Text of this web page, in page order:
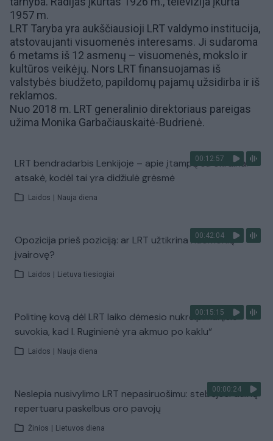
1957 m.
LRT Taryba yra aukščiausioji LRT valdymo institucija,
atstovaujanti visuomenės interesams. Ji sudaroma
6 metams iš 12 asmenų – visuomenės, mokslo ir
kultūros veikėjų. Nors LRT finansuojamas iš
valstybės biudžeto, papildomų pajamų užsidirba ir iš
reklamos.
Nuo 2018 m. LRT generalinio direktoriaus pareigas
užima Monika Garbačiauskaitė-Budrienė.
00:12:57
LRT bendradarbis Lenkijoje – apie įtampą su Ukraina:
atsakė, kodėl tai yra didžiulė grėsmė
Laidos | Nauja diena
00:42:04
Opozicija prieš poziciją: ar LRT užtikrina nuomonių
įvairovę?
Laidos | Lietuva tiesiogiai
00:15:15
Politinę kovą dėl LRT laiko dėmesio nukreipimu: „Jie
suvokia, kad I. Ruginienė yra akmuo po kaklu“
Laidos | Nauja diena
00:00:24
Neslepia nusivylimo LRT nepasiruošimu: stebėjosi dainų
repertuaru paskelbus oro pavojų
Žinios | Lietuvos diena